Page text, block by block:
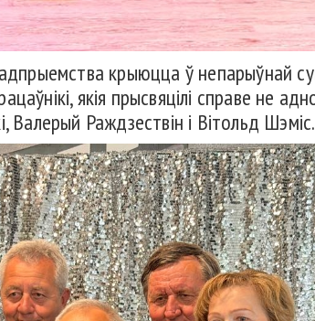
крыюцца ў непарыўнай
якія прысвяцілі справе не
Валерый Раждзествін і Вітольд Шэміс.